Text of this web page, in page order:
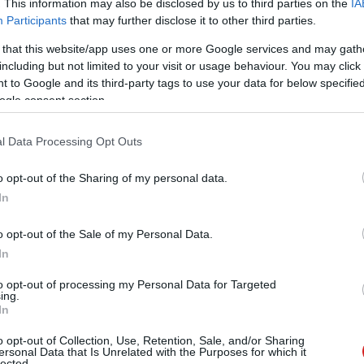
This information may also be disclosed by us to third parties on the
Participants that may further disclose it to other third parties.
that this website/app uses one or more Google services and may
but not limited to your visit or usage behaviour. You may
to Google and its third-party tags to use your data for below
consent section.
Data Processing Opt Outs
opt-out of the Sharing of my personal data.
opt-out of the Sale of my Personal Data.
opt-out of processing my Personal Data for Targeted
opt-out of Collection, Use, Retention, Sale, and/or Sharing
Data that Is Unrelated with the Purposes for which it
t csak akkor lehet elérni, ha a számítógép be van
mentéshez sem ideális, hiszen ha zsarolóvírus
hibásodik meg, akkor ez is "megy az örök